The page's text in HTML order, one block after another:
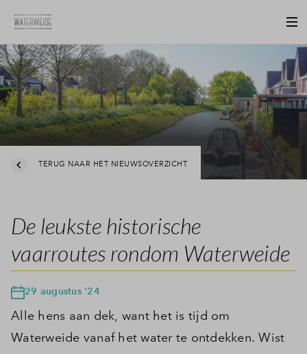
TERUG NAAR HET NIEUWSOVERZICHT
De leukste historische
vaarroutes rondom Waterweide
29 augustus '24
Alle hens aan dek, want het is tijd om
Waterweide vanaf het water te ontdekken. Wist